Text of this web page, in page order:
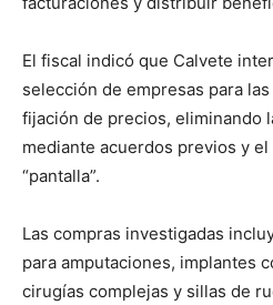
El fiscal indicó que Calvete
selección de empresas para
fijación de precios, eliminando
mediante acuerdos previos y
“pantalla”.
Las compras investigadas
para amputaciones, implantes
cirugías complejas y sillas de